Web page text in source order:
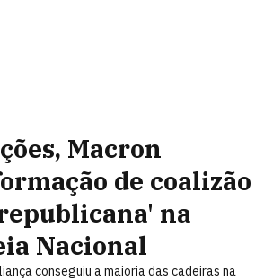
Macron
de coalizão
na
Nacional
conseguiu a maioria das cadeiras na